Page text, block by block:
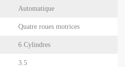
Automatique
Quatre roues motrices
6 Cylindres
3.5